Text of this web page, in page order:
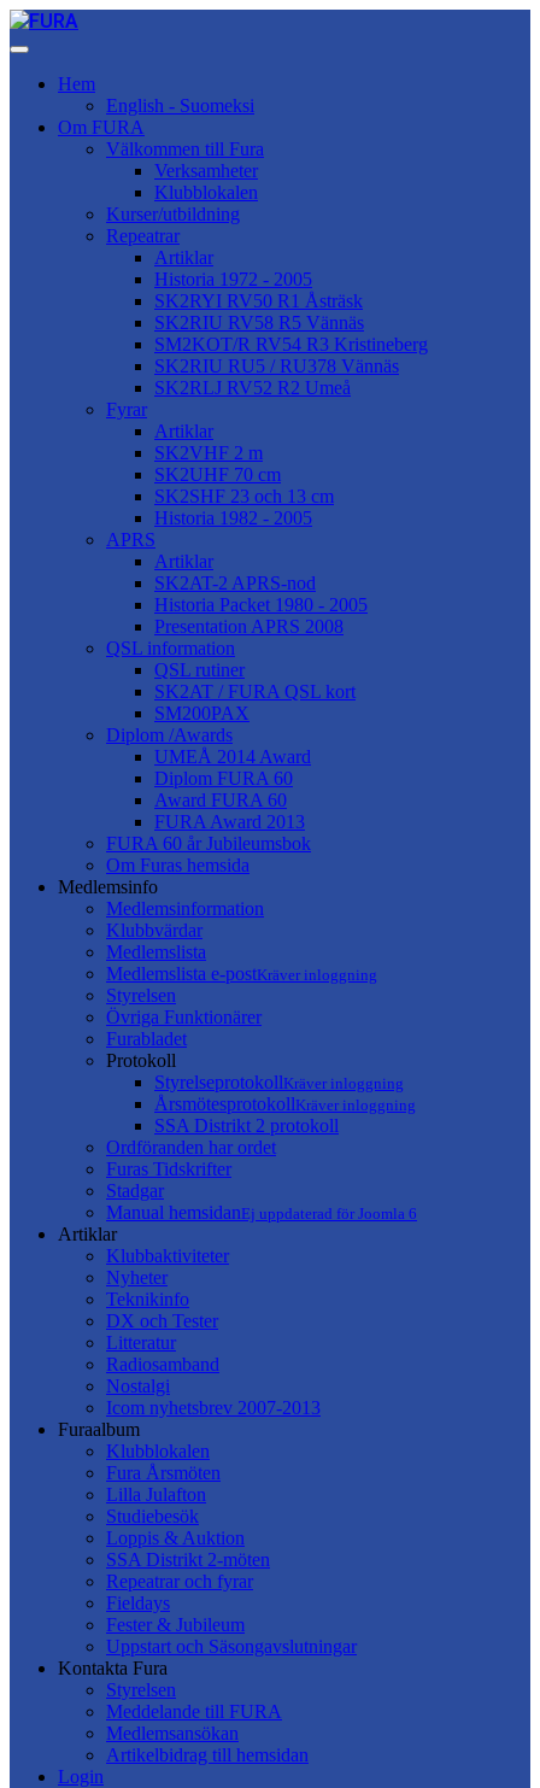
Hem
English - Suomeksi
Om FURA
Välkommen till Fura
Verksamheter
Klubblokalen
Kurser/utbildning
Repeatrar
Artiklar
Historia 1972 - 2005
SK2RYI RV50 R1 Åsträsk
SK2RIU RV58 R5 Vännäs
SM2KOT/R RV54 R3 Kristineberg
SK2RIU RU5 / RU378 Vännäs
SK2RLJ RV52 R2 Umeå
Fyrar
Artiklar
SK2VHF 2 m
SK2UHF 70 cm
SK2SHF 23 och 13 cm
Historia 1982 - 2005
APRS
Artiklar
SK2AT-2 APRS-nod
Historia Packet 1980 - 2005
Presentation APRS 2008
QSL information
QSL rutiner
SK2AT / FURA QSL kort
SM200PAX
Diplom /Awards
UMEÅ 2014 Award
Diplom FURA 60
Award FURA 60
FURA Award 2013
FURA 60 år Jubileumsbok
Om Furas hemsida
Medlemsinfo
Medlemsinformation
Klubbvärdar
Medlemslista
Medlemslista e-postKräver inloggning
Styrelsen
Övriga Funktionärer
Furabladet
Protokoll
StyrelseprotokollKräver inloggning
ÅrsmötesprotokollKräver inloggning
SSA Distrikt 2 protokoll
Ordföranden har ordet
Furas Tidskrifter
Stadgar
Manual hemsidanEj uppdaterad för Joomla 6
Artiklar
Klubbaktiviteter
Nyheter
Teknikinfo
DX och Tester
Litteratur
Radiosamband
Nostalgi
Icom nyhetsbrev 2007-2013
Furaalbum
Klubblokalen
Fura Årsmöten
Lilla Julafton
Studiebesök
Loppis & Auktion
SSA Distrikt 2-möten
Repeatrar och fyrar
Fieldays
Fester & Jubileum
Uppstart och Säsongavslutningar
Kontakta Fura
Styrelsen
Meddelande till FURA
Medlemsansökan
Artikelbidrag till hemsidan
Login